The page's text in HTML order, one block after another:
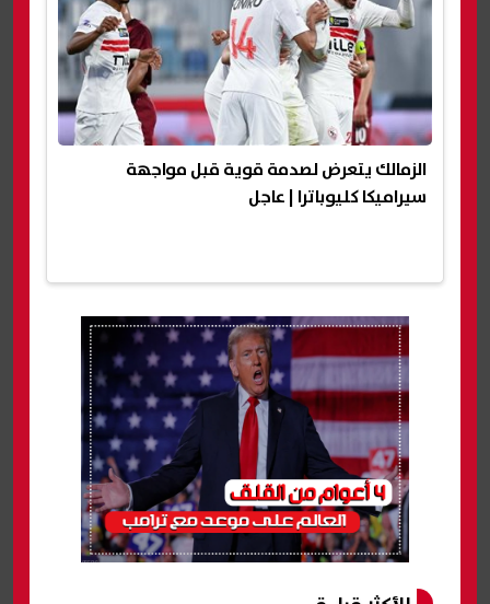
الزمالك يتعرض لصدمة قوية قبل مواجهة
سيراميكا كليوباترا | عاجل